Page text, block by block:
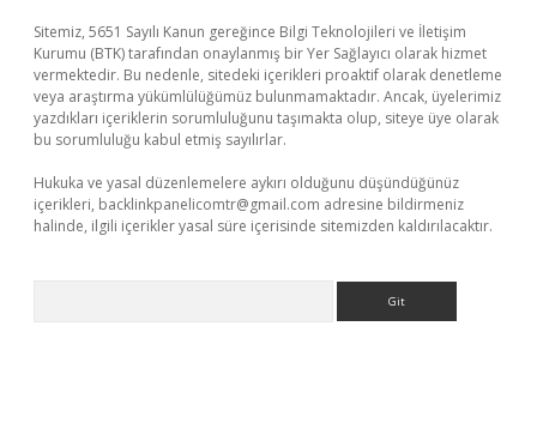
Sitemiz, 5651 Sayılı Kanun gereğince Bilgi Teknolojileri ve İletişim
Kurumu (BTK) tarafından onaylanmış bir Yer Sağlayıcı olarak hizmet
vermektedir. Bu nedenle, sitedeki içerikleri proaktif olarak denetleme
veya araştırma yükümlülüğümüz bulunmamaktadır. Ancak, üyelerimiz
yazdıkları içeriklerin sorumluluğunu taşımakta olup, siteye üye olarak
bu sorumluluğu kabul etmiş sayılırlar.
Hukuka ve yasal düzenlemelere aykırı olduğunu düşündüğünüz
içerikleri, backlinkpanelicomtr@gmail.com adresine bildirmeniz
halinde, ilgili içerikler yasal süre içerisinde sitemizden kaldırılacaktır.